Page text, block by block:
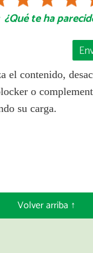
¿Qué te ha
el contenido,
o
su carga.
Volver arriba ↑